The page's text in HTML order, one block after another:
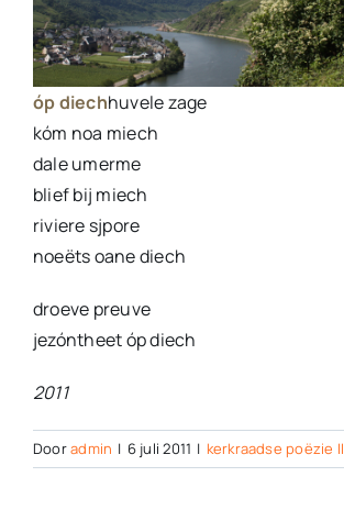
óp diechhuvele zage
kóm noa miech
dale umerme
blief bij miech
riviere sjpore
noeëts oane diech
droeve preuve
jezóntheet óp diech
2011
Dooradmin | 6 juli 2011 | kerkraadse poëzie II